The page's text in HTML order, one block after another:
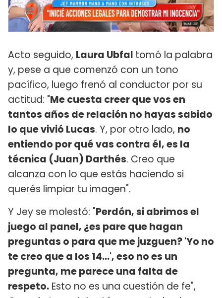
Acto seguido, Laura Ubfal tomó la palabra
y, pese a que comenzó con un tono
pacífico, luego frenó al conductor por su
actitud: "Me cuesta creer que vos en
tantos años de relación no hayas sabido
lo que vivió Lucas. Y, por otro lado, no
entiendo por qué vas contra él, es la
técnica (Juan) Darthés. Creo que
alcanza con lo que estás haciendo si
querés limpiar tu imagen".
Y Jey se molestó: "Perdón, si abrimos el
juego al panel, ¿es pare que hagan
preguntas o para que me juzguen? 'Yo no
te creo que a los 14...', eso no es un
pregunta, me parece una falta de
respeto. Esto no es una cuestión de fe",